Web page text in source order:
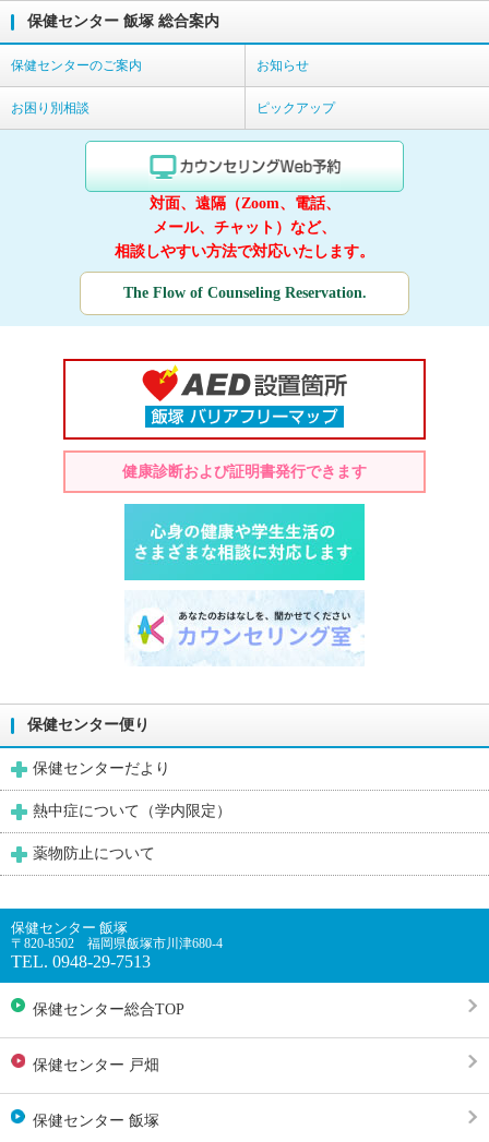
保健センター 飯塚 総合案内
保健センターのご案内 お知らせ
お困り別相談 ピックアップ
対面、遠隔（Zoom、電話、
メール、チャット）など、
相談しやすい方法で対応いたします。
The Flow of Counseling Reservation.
健康診断および証明書発行できます
保健センター便り
保健センターだより
熱中症について（学内限定）
薬物防止について
保健センター 飯塚
〒820-8502 福岡県飯塚市川津680-4
TEL. 0948-29-7513
保健センター総合TOP
保健センター 戸畑
保健センター 飯塚